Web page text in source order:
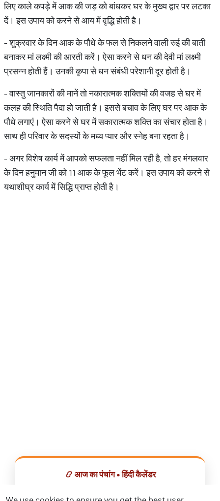
लिए काले कपड़े में आक की जड़ को बांधकर घर के मुख्य द्वार पर लटका
दें। इस उपाय को करने से आय में वृद्धि होती है।
- शुक्रवार के दिन आक के पौधे के फल से निकलने वाली रुई की बाती
बनाकर मां लक्ष्मी की आरती करें। ऐसा करने से धन की देवी मां लक्ष्मी
प्रसन्न होती हैं। उनकी कृपा से धन संबंधी परेशानी दूर होती है।
- वास्तु जानकारों की मानें तो नकारात्मक शक्तियों की वजह से घर में
कलह की स्थिति पैदा हो जाती है। इससे बचाव के लिए घर पर आक के
पौधे लगाएं। ऐसा करने से घर में सकारात्मक शक्ति का संचार होता है।
साथ ही परिवार के सदस्यों के मध्य प्यार और स्नेह बना रहता है।
- अगर विशेष कार्य में आपको सफलता नहीं मिल रही है, तो हर मंगलवार
के दिन हनुमान जी को 11 आक के फूल भेंट करें। इस उपाय को करने से
यथाशीघ्र कार्य में सिद्धि प्राप्त होती है।
📿 आज का पंचांग • हिंदी कैलेंडर